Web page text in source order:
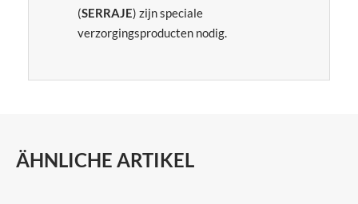
(SERRAJE) zijn speciale
verzorgingsproducten nodig.
ÄHNLICHE ARTIKEL